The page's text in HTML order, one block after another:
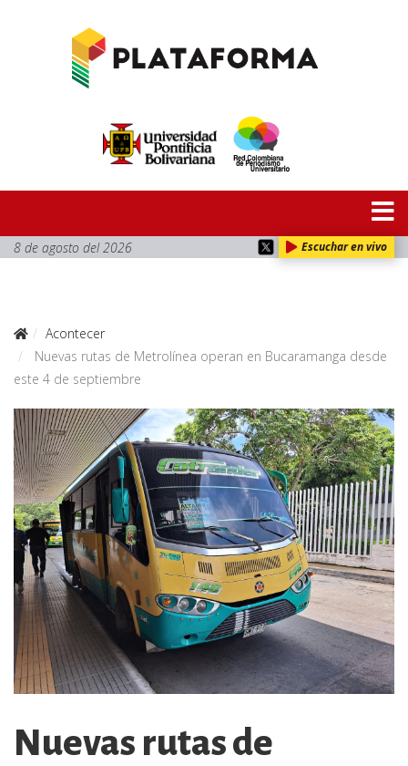
8 de agosto del 2026 Escuchar en vivo
Acontecer
Nuevas rutas de Metrolínea operan en Bucaramanga desde
este 4 de septiembre
Nuevas rutas de